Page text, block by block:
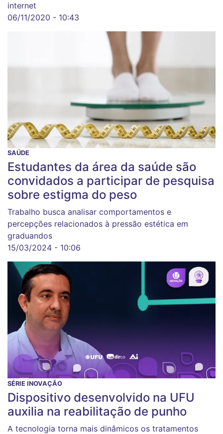
internet
06/11/2020 - 10:43
SAÚDE
Estudantes da área da saúde são
convidados a participar de pesquisa
sobre estigma do peso
Trabalho busca analisar comportamentos e
percepções relacionados à pressão estética em
graduandos
15/03/2024 - 10:06
SÉRIE INOVAÇÃO
Dispositivo desenvolvido na UFU
auxilia na reabilitação de punho
A tecnologia torna mais dinâmicos os tratamentos